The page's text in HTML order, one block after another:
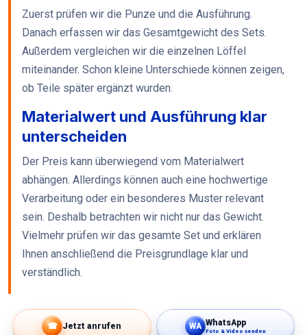
Zuerst prüfen wir die Punze und die Ausführung.
Danach erfassen wir das Gesamtgewicht des Sets.
Außerdem vergleichen wir die einzelnen Löffel
miteinander. Schon kleine Unterschiede können zeigen,
ob Teile später ergänzt wurden.
Materialwert und Ausführung klar
unterscheiden
Der Preis kann überwiegend vom Materialwert
abhängen. Allerdings können auch eine hochwertige
Verarbeitung oder ein besonderes Muster relevant
sein. Deshalb betrachten wir nicht nur das Gewicht.
Vielmehr prüfen wir das gesamte Set und erklären
Ihnen anschließend die Preisgrundlage klar und
verständlich.
☎ Jetzt anrufen WA WhatsApp
Foto & Video senden